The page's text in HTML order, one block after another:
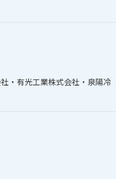
・有光工業株式会社・泉陽冷